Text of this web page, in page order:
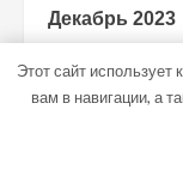
Декабрь 2023
Ноябрь 2023
Этот сайт использует
вам в навигации, а